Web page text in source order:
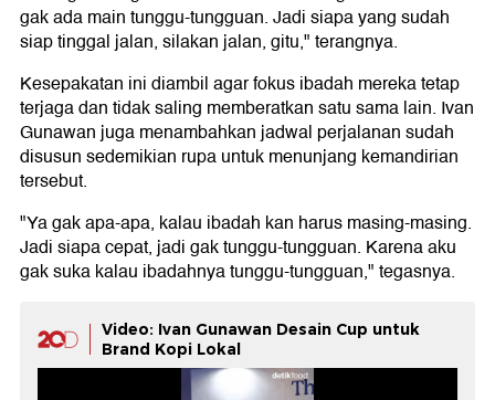
gak ada main tunggu-tungguan. Jadi siapa yang sudah
siap tinggal jalan, silakan jalan, gitu," terangnya.
Kesepakatan ini diambil agar fokus ibadah mereka tetap
terjaga dan tidak saling memberatkan satu sama lain. Ivan
Gunawan juga menambahkan jadwal perjalanan sudah
disusun sedemikian rupa untuk menunjang kemandirian
tersebut.
"Ya gak apa-apa, kalau ibadah kan harus masing-masing.
Jadi siapa cepat, jadi gak tunggu-tungguan. Karena aku
gak suka kalau ibadahnya tunggu-tungguan," tegasnya.
Video: Ivan Gunawan Desain Cup untuk
Brand Kopi Lokal